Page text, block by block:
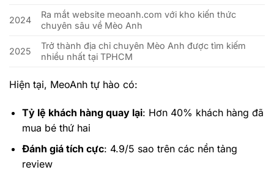
2024
Ra mắt website meoanh.com với kho kiến thức
chuyên sâu về Mèo Anh
2025
Trở thành địa chỉ chuyên Mèo Anh được tìm kiếm
nhiều nhất tại TPHCM
Hiện tại, MeoAnh tự hào có:
Tỷ lệ khách hàng quay lại: Hơn 40% khách hàng đã
mua bé thứ hai
Đánh giá tích cực: 4.9/5 sao trên các nền tảng
review